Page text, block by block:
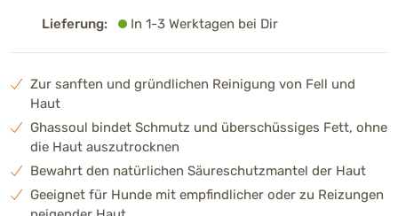
Zur sanften und gründlichen Reinigung von Fell und
Haut
Ghassoul bindet Schmutz und überschüssiges Fett, ohne
die Haut auszutrocknen
Bewahrt den natürlichen Säureschutzmantel der Haut
Geeignet für Hunde mit empfindlicher oder zu Reizungen
Lieferung: In 1-3 Werktagen bei Dir